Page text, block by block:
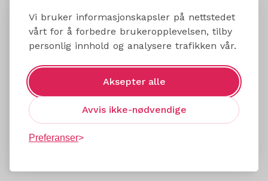
Vi bruker informasjonskapsler på nettstedet
vårt for å forbedre brukeropplevelsen, tilby
personlig innhold og analysere trafikken vår.
Aksepter alle
Avvis ikke-nødvendige
Preferanser